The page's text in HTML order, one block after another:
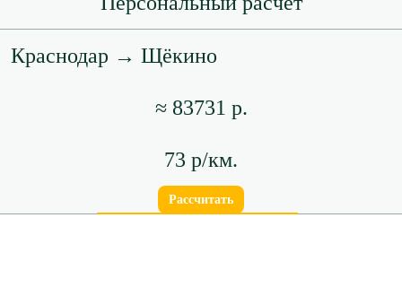
Краснодар → Щёкино
≈ 83731 р.
73 р/км.
Рассчитать